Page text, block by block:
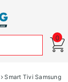
0
Smart Tivi Samsung